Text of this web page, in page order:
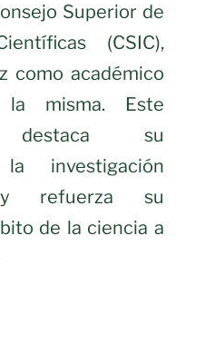
Superior de
(CSIC),
como académico
misma. Este
destaca su
investigación
y refuerza su
de la ciencia a